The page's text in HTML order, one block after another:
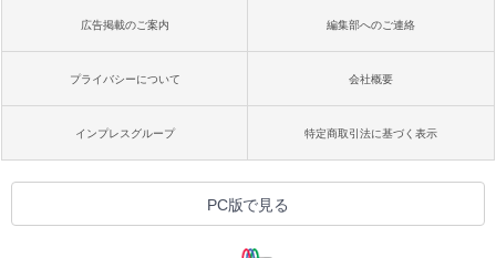
広告掲載のご案内 編集部へのご連絡
プライバシーについて 会社概要
インプレスグループ 特定商取引法に基づく表示
PC版で見る